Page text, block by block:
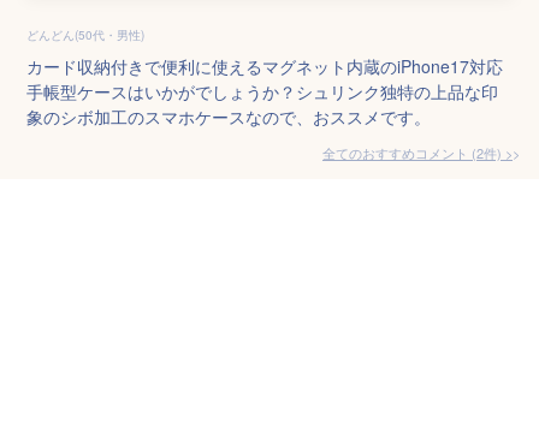
どんどん(50代・男性)
カード収納付きで便利に使えるマグネット内蔵のiPhone17対応
手帳型ケースはいかがでしょうか？シュリンク独特の上品な印
象のシボ加工のスマホケースなので、おススメです。
全てのおすすめコメント (2件) >